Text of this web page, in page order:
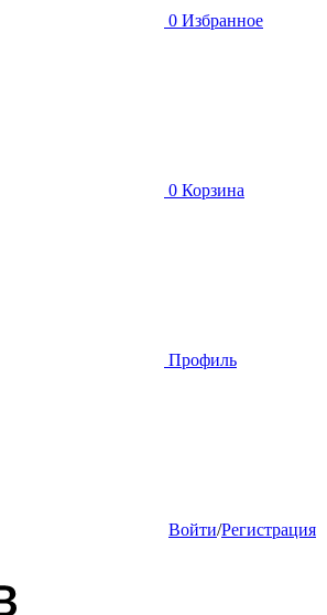
0 Избранное
0 Корзина
Профиль
Войти/Регистрация